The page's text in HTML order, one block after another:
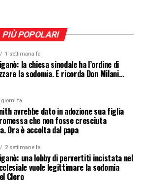
PIÙ POPOLARI
1 settimana fa
la chiesa sinodale ha l’ordine di
la sodomia. E ricorda Don Milani…
giorni fa
avrebbe dato in adozione sua figlia
che non fosse cresciuta
Ora è accolta dal papa
2 settimane fa
una lobby di pervertiti incistata nel
vuole legittimare la sodomia
Clero